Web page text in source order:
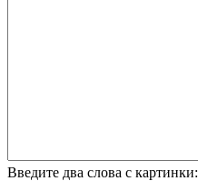
Введите два слова с картинки: